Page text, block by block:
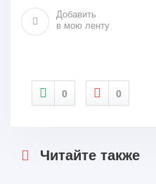
Добавить
в мою ленту
0 0
Читайте также